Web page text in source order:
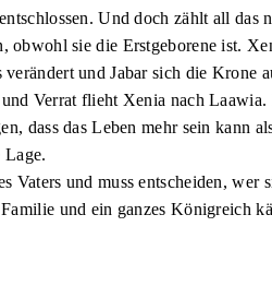
Und doch zählt all das
obwohl sie die Erstgeborene ist.
und Jabar sich die Krone
Verrat flieht Xenia nach
dass das Leben mehr sein kann
Lage.
Vaters und muss entscheiden,
und ein ganzes Königreich